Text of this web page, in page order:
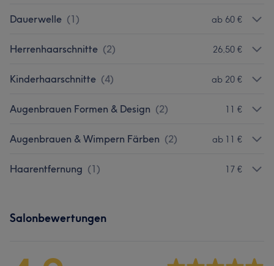
Dauerwelle (1) ab 60 €
Herrenhaarschnitte (2) 26,50 €
Kinderhaarschnitte (4) ab 20 €
Augenbrauen Formen & Design (2) 11 €
Augenbrauen & Wimpern Färben (2) ab 11 €
Haarentfernung (1) 17 €
Salonbewertungen